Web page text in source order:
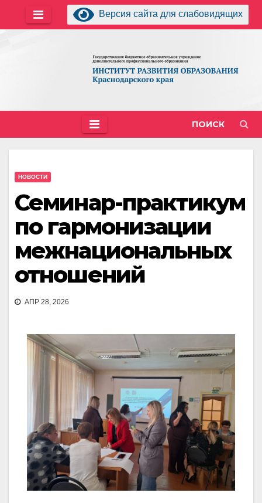
Версия сайта для слабовидящих
ПОИСК
НОВОСТИ
Семинар-практикум
по гармонизации
межнациональных
отношений
АПР 28, 2026